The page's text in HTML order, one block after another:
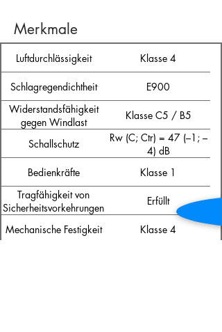
Merkmale
Luftdurchlässigkeit Klasse 4
Schlagregendichtheit
E900
Widerstandsfähigkeit
gegen Windlast
Klasse C5 / B5
Schallschutz
Rw (C; Ctr) = 47 (–1; –
4) dB
Bedienkräfte
Klasse 1
Tragfähigkeit von
Sicherheitsvorkehrungen
Erfüllt
Mechanische Festigkeit Klasse 4